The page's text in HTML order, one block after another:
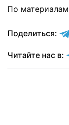
По материалам
Поделиться:
Читайте нас в: